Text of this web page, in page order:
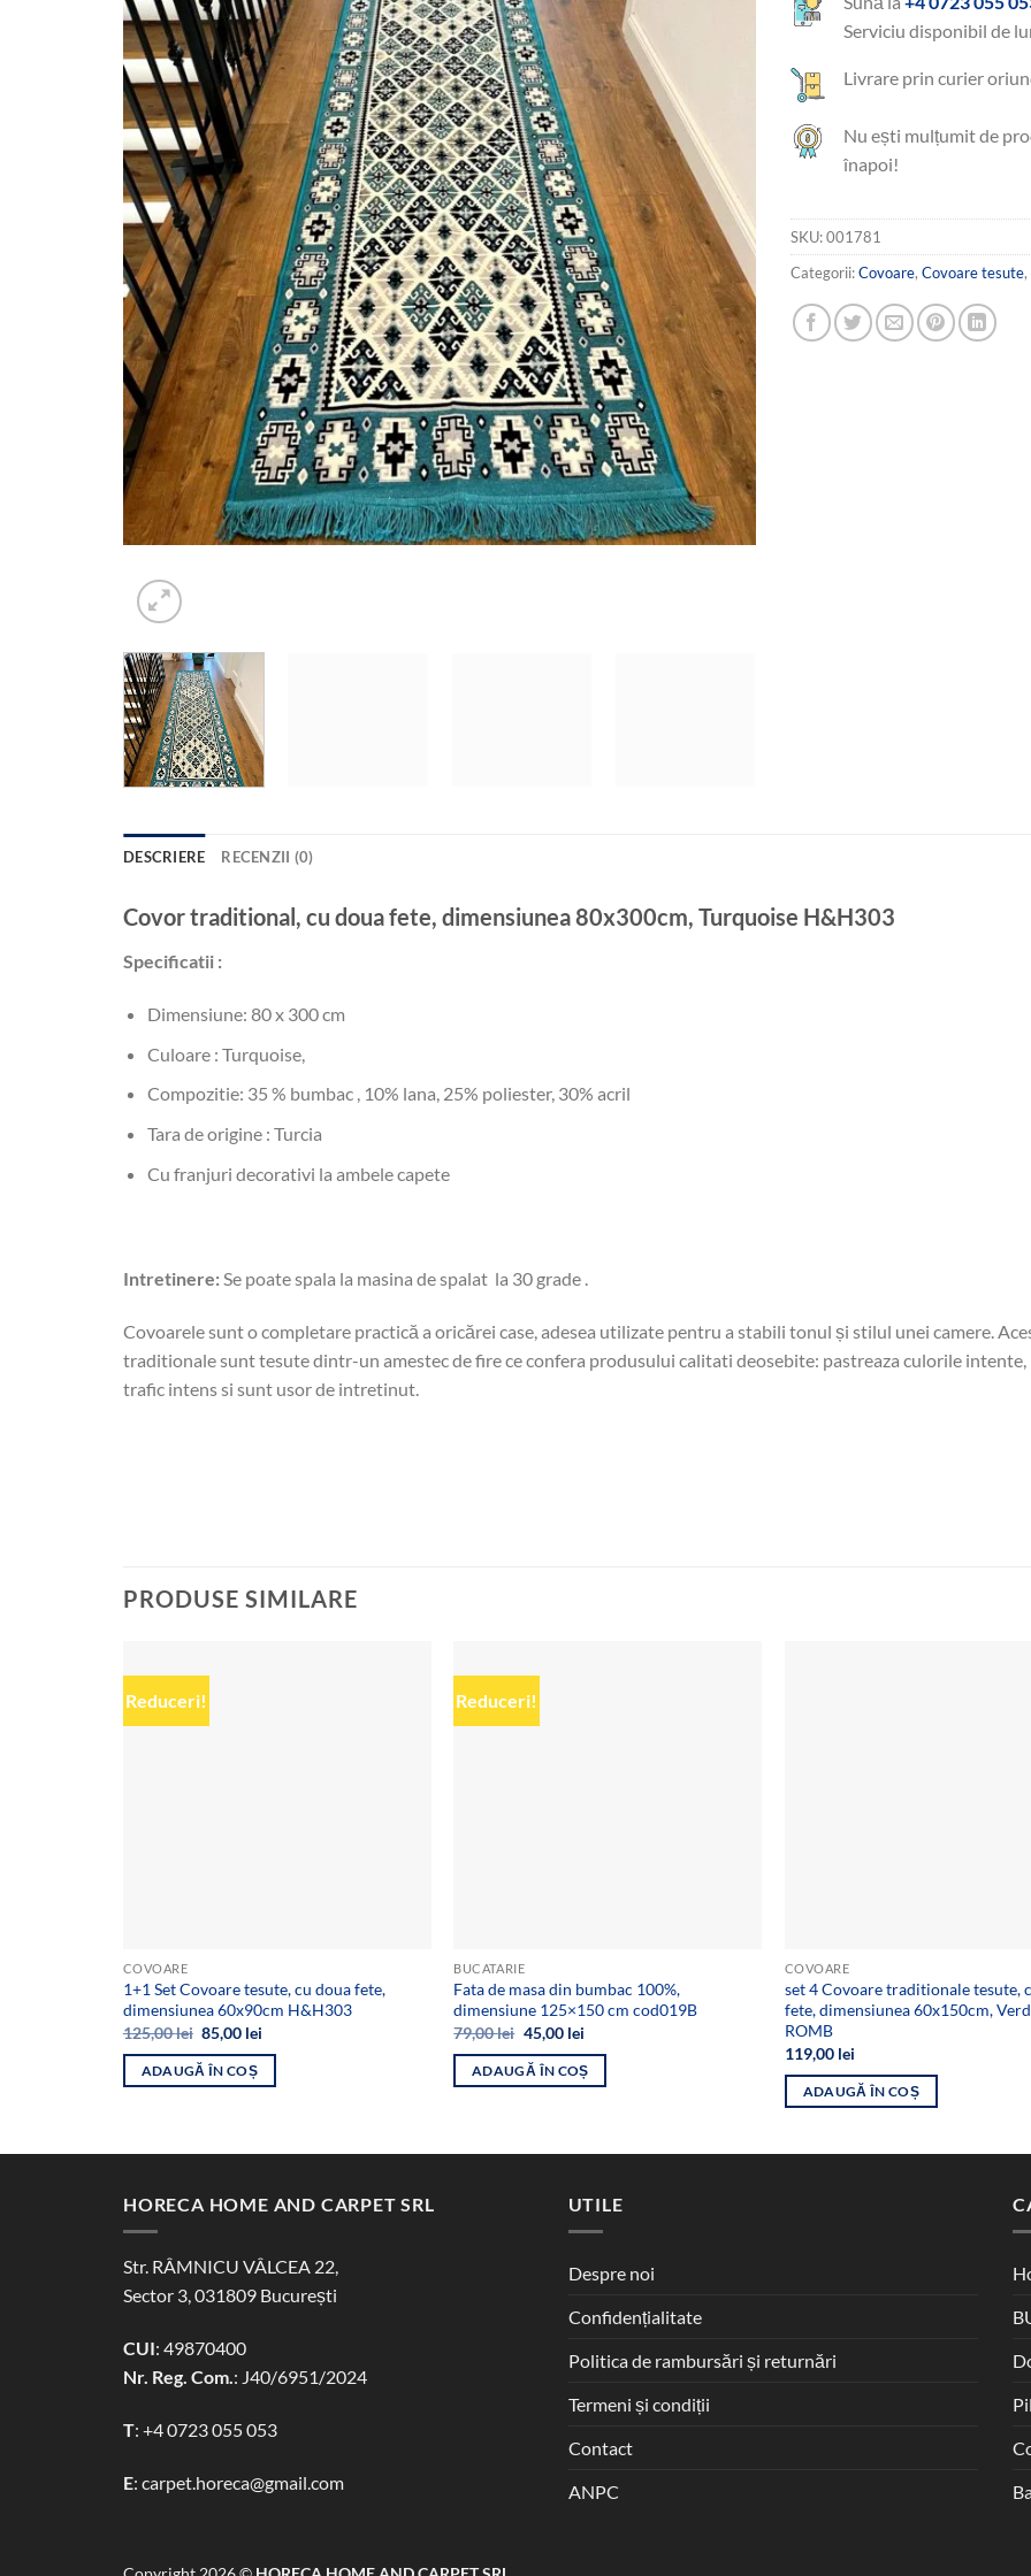
Serviciu disponibil de
Livrare prin curier
Nu ești mulțumit de
înapoi!
SKU:001781
Categorii:Covoare, Covoare tesute,
DESCRIERE RECENZII (0)
Covor traditional, cu doua fete, dimensiunea 80x300cm, Turquoise H&H303
Specificatii :
Dimensiune: 80 x 300 cm
Culoare : Turquoise,
Compozitie: 35 % bumbac , 10% lana, 25% poliester, 30% acril
Tara de origine : Turcia
Cu franjuri decorativi la ambele capete
Intretinere:Se poate spala la masina de spalat la 30 grade .
Covoarele sunt o completare practică a oricărei case, adesea utilizate pentru a stabili tonul și stilul unei camere.
traditionale sunt tesute dintr-un amestec de fire ce confera produsului calitati deosebite: pastreaza culorile
trafic intens si sunt usor de intretinut.
PRODUSE SIMILARE
Reduceri!
COVOARE
1+1 Set Covoare tesute, cu doua fete,
dimensiunea 60x90cm H&H303
125,00lei Prețul
inițial
a
fost:
85,00 lei
ADAUGĂ ÎN COȘ
Reduceri!
BUCATARIE
Fata de masa din bumbac 100%,
dimensiune 125×150 cm cod019B
79,00lei Prețul
inițial
a
fost:
45,00 leiPrețul
este:
45,00 lei.
ADAUGĂ ÎN COȘ
COVOARE
set 4 Covoare traditionale tesute,
fete, dimensiunea 60x150cm,
ROMB
119,00 lei
ADAUGĂ ÎN COȘ
HORECA HOME AND CARPET SRL
Str. RÂMNICU VÂLCEA 22,
Sector 3, 031809 București
CUI: 49870400
Nr. Reg. Com.: J40/6951/2024
T: +4 0723 055 053
E: carpet.horeca@gmail.com
UTILE
Despre noi
Confidențialitate
Politica de rambursări și returnări
Termeni și condiții
Contact
ANPC